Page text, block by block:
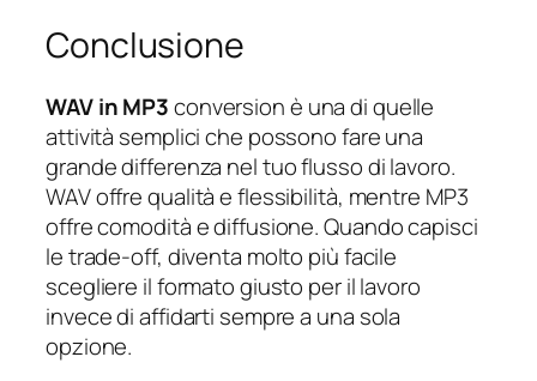
Conclusione
WAV in MP3conversion è una di quelle
attività semplici che possono fare una
grande differenza nel tuo flusso di lavoro.
WAV offre qualità e flessibilità, mentre MP3
offre comodità e diffusione. Quando capisci
le trade-off, diventa molto più facile
scegliere il formato giusto per il lavoro
invece di affidarti sempre a una sola
opzione.